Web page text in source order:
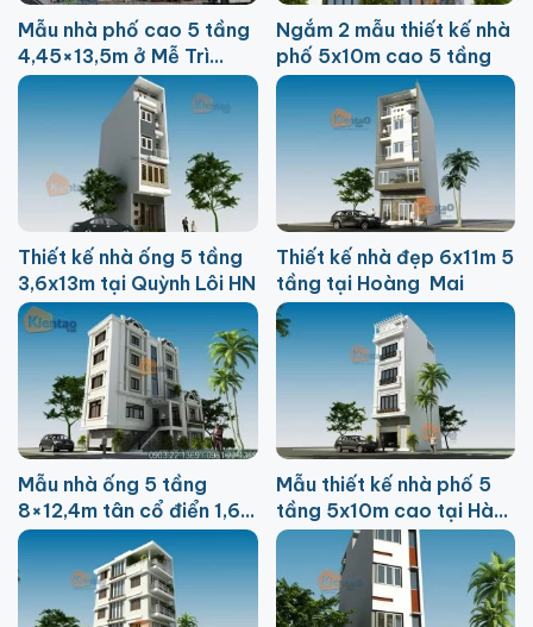
Mẫu nhà phố cao 5 tầng
4,45×13,5m ở Mễ Trì
Thượng
Ngắm 2 mẫu thiết kế nhà
phố 5x10m cao 5 tầng
Thiết kế nhà ống 5 tầng
3,6x13m tại Quỳnh Lôi HN
Thiết kế nhà đẹp 6x11m 5
tầng tại Hoàng Mai
Mẫu nhà ống 5 tầng
8×12,4m tân cổ điển 1,6
tỷ tại Mễ Trì Hạ
Mẫu thiết kế nhà phố 5
tầng 5x10m cao tại Hà
Đông